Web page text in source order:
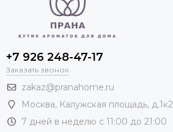
+7 926 248-47-17
Заказать звонок
zakaz@pranahome.ru
Москва, Калужская площадь, д.1к2
7 дней в неделю с 11:00 до 21:00